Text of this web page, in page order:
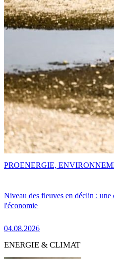
Niveau des fleuves en déclin :
l'économie
04.08.2026
PROENERGIE,
ENERGIE & CLIMAT